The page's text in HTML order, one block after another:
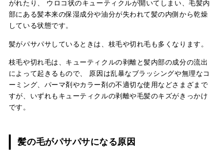
がれたり、 ウロコ状のキューティクルが開いてしまい、毛髪内
部にある髪本来の保湿成分や油分が失われて髪の内側から乾燥
している状態です。
髪がパサパサしているときは、枝毛や切れ毛も多くなります。
枝毛や切れ毛は、キューティクルの剥離と髪内部の成分の流出
によって起きるもので、 原因は乱暴なブラッシングや無理なコ
ーミング、パーマ剤やカラー剤の不適切な使用などさまざまで
すが、いずれもキューティクルの剥離や毛髪のキズがきっかけ
です。
髪の毛がパサパサになる原因